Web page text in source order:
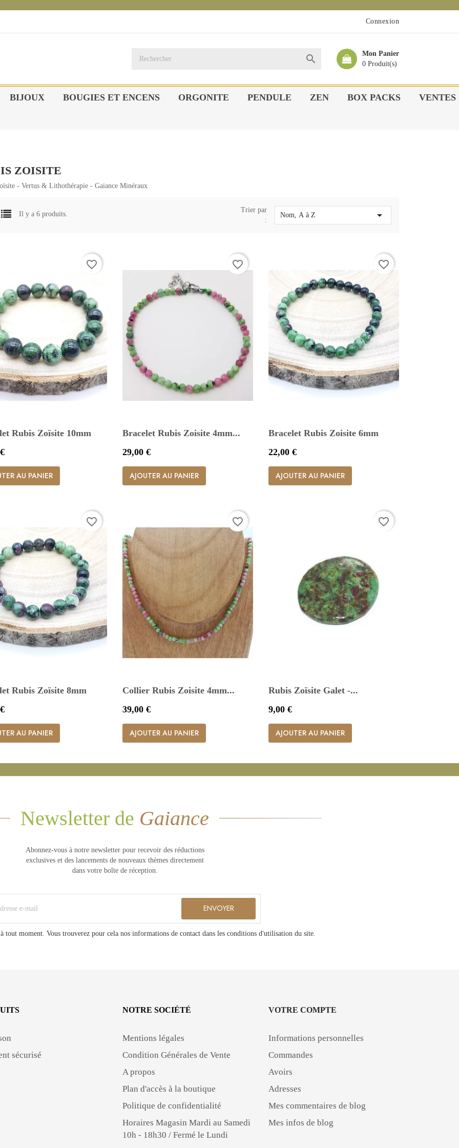
Connexion
Mon Panier
0 Produit(s)

BIJOUX BOUGIES ET ENCENS ORGONITE PENDULE ZEN BOX PACKS
ZOISITE
- Vertus & Lithothérapie - Gaiance Minéraux
Il y a 6 produits.
Trier par
:
Nom, A à Z 
Rubis Zoïsite 10mm
AU PANIER
favorite_border
Bracelet Rubis Zoisite 4mm...
Prix
29,00 €
AJOUTER AU PANIER
favorite_border
Bracelet Rubis Zoisite 6mm
Prix
22,00 €
AJOUTER AU PANIER
favorite_border
Rubis Zoïsite 8mm
AU PANIER
favorite_border
Collier Rubis Zoisite 4mm...
Prix
39,00 €
AJOUTER AU PANIER
favorite_border
Rubis Zoïsite Galet -...
Prix
9,00 €
AJOUTER AU PANIER
favorite_border
Newsletter de Gaiance
Abonnez-vous à notre newsletter pour recevoir des réductions
exclusives et des lancements de nouveaux thèmes directement
dans votre boîte de réception.
tout moment. Vous trouverez pour cela nos informations de contact dans les conditions d'utilisation du site.
sécurisé
NOTRE SOCIÉTÉ
Mentions légales
Condition Générales de Vente
A propos
Plan d'accès à la boutique
Politique de confidentialité
Horaires Magasin Mardi au Samedi
10h - 18h30 / Fermé le Lundi
VOTRE COMPTE
Informations personnelles
Commandes
Avoirs
Adresses
Mes commentaires de blog
Mes infos de blog